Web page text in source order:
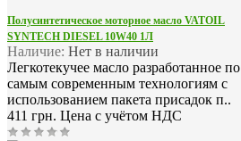
Полусинтетическое моторное масло VATOIL
SYNTECH DIESEL 10W40 1Л
Наличие: Нет в наличии
Легкотекучее масло разработанное по
самым современным технологиям с
использованием пакета присадок п..
411 грн. Цена с учётом НДС